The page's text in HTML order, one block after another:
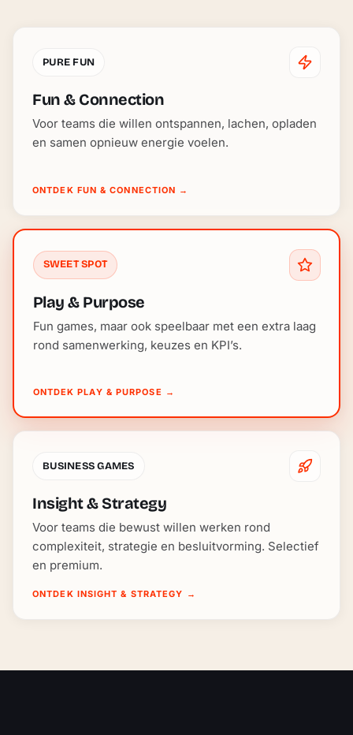
PURE FUN
Fun & Connection
Voor teams die willen ontspannen, lachen, opladen
en samen opnieuw energie voelen.
ONTDEK FUN & CONNECTION →
SWEET SPOT
Play & Purpose
Fun games, maar ook speelbaar met een extra laag
rond samenwerking, keuzes en KPI’s.
ONTDEK PLAY & PURPOSE →
BUSINESS GAMES
Insight & Strategy
Voor teams die bewust willen werken rond
complexiteit, strategie en besluitvorming. Selectief
en premium.
ONTDEK INSIGHT & STRATEGY →